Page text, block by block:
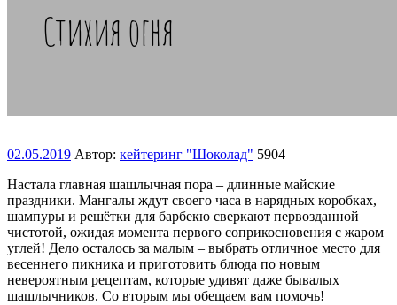
Стихия огня
02.05.2019 Автор: кейтеринг "Шоколад" 5904
Настала главная шашлычная пора – длинные майские
праздники. Мангалы ждут своего часа в нарядных коробках,
шампуры и решётки для барбекю сверкают первозданной
чистотой, ожидая момента первого соприкосновения с жаром
углей! Дело осталось за малым – выбрать отличное место для
весеннего пикника и приготовить блюда по новым
невероятным рецептам, которые удивят даже бывалых
шашлычников. Со вторым мы обещаем вам помочь!